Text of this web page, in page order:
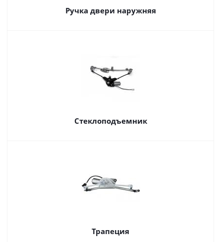
Ручка двери наружняя
Стеклоподъемник
Трапеция